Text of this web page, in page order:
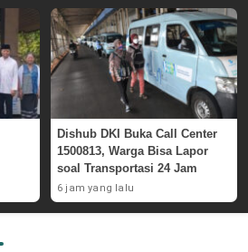
Dishub DKI Buka Call Center
1500813, Warga Bisa Lapor
soal Transportasi 24 Jam
6 jam yang lalu